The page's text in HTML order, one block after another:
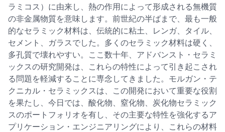
ラミコス）に由来し、熱の作用によって形成される無機質
の非金属物質を意味します。前世紀の半ばまで、最も一般
的なセラミック材料は、伝統的に粘土、レンガ、タイル、
セメント、ガラスでした。多くのセラミック材料は硬く、
多孔質で壊れやすい。ここ数十年、アドバンスト・セラミ
ックスの研究開発は、これらの特性によって引き起こされ
る問題を軽減することに専念してきました。モルガン・テ
クニカル・セラミックスは、この開発において重要な役割
を果たし、今日では、酸化物、窒化物、炭化物セラミック
スのポートフォリオを有し、その主要な特性を強化するア
プリケーション・エンジニアリングにより、これらの材料